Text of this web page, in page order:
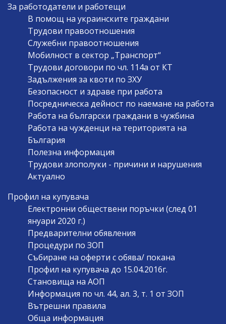
За работодатели и работещи
В помощ на украинските граждани
Трудови правоотношения
Служебни правоотношения
Мобилност в сектор „Транспорт“
Трудови договори по чл. 114а от КТ
Задължения за квоти по ЗХУ
Безопасност и здраве при работа
Посредническа дейност по наемане на работа
Работа на български граждани в чужбина
Работа на чужденци на територията на
България
Полезна информация
Трудови злополуки - причини и нарушения
Актуално
Профил на купувача
Електронни обществени поръчки (след 01
януари 2020 г.)
Предварителни обявления
Процедури по ЗОП
Събиране на оферти с обява/ покана
Профил на купувача до 15.04.2016г.
Становища на АОП
Информация по чл. 44, ал. 3, т. 1 от ЗОП
Вътрешни правила
Обща информация